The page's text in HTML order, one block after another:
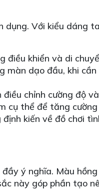
Với kiểu dáng
điều khiển và di
màn dạo đầu, khi
chỉnh cường độ
cụ thể để tăng cường
kiến về đồ chơi
ý nghĩa. Màu
này góp phần tạo